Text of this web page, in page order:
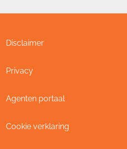
Disclaimer
Privacy
Agenten portaal
Cookie verklaring